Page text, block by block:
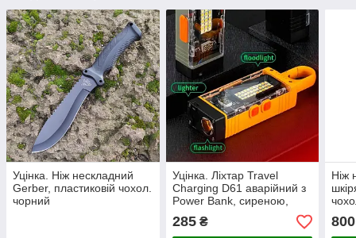
Уцінка. Ніж нескладний
Gerber, пластиковій чохол.
чорний
Уцінка. Ліхтар Travel
Charging D61 аварійний з
Power Bank, сиреною,
запальничкою
285₴
Ніж
800